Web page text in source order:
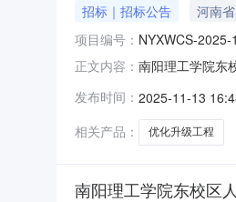
招标｜招标公告 河南
项目编号： NYXWCS-2025-
正文内容： 南阳理工学院东
条件的投标人参
施工图纸及工程量
发布时间： 2025-11-13
相关产品：
优化升级工程
南阳理工学院东校区